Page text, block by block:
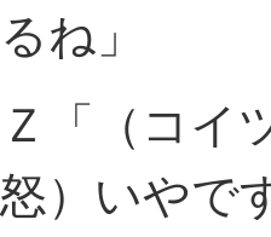
るね」
Ｚ「（コイ
怒）いやで